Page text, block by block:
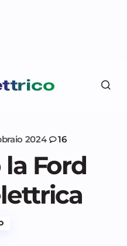
2024 16
Ford